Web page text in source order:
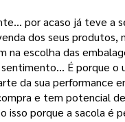
por acaso já teve a
dos seus produtos,
na escolha das
É porque o
da sua performance
e tem potencial
isso porque a sacola é